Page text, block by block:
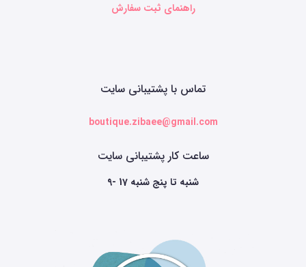
راهنمای ثبت سفارش
تماس با پشتیبانی سایت
boutique.zibaee@gmail.com
ساعت کار پشتیبانی سایت
9- 17 شنبه تا پنج شنبه